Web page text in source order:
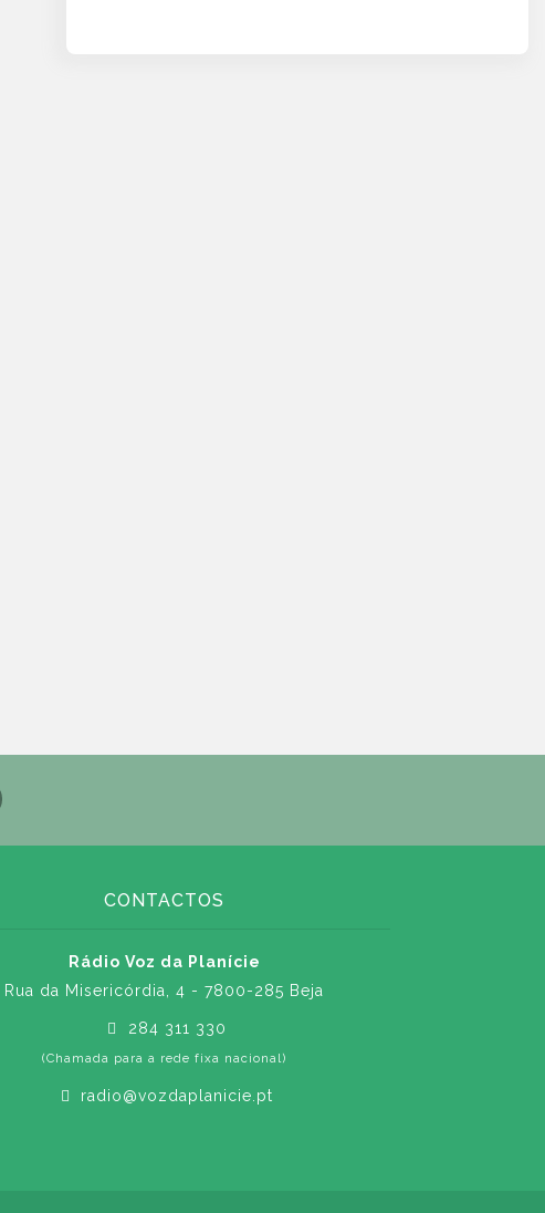
CONTACTOS
Rádio Voz da Planície
Rua da Misericórdia, 4 - 7800-285 Beja
284 311 330
(Chamada para a rede fixa nacional)
radio@vozdaplanicie.pt